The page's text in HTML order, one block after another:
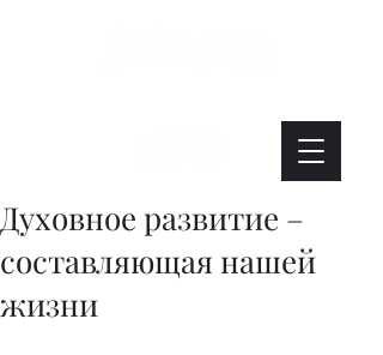
Духовное развитие –
составляющая нашей
жизни